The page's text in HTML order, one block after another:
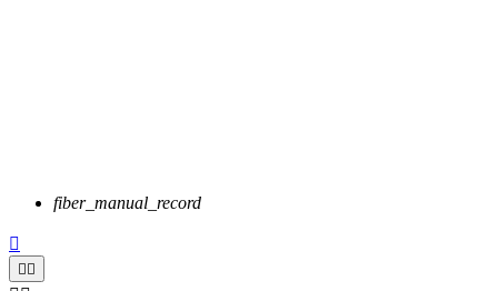
fiber_manual_record

 